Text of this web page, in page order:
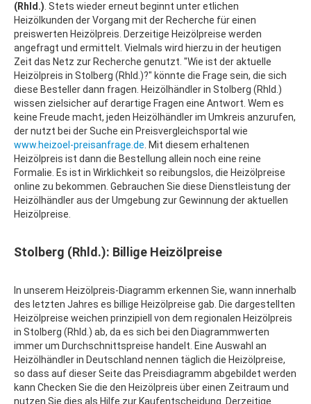
(Rhld.) . Stets wieder erneut beginnt unter etlichen
Heizölkunden der Vorgang mit der Recherche für einen
preiswerten Heizölpreis. Derzeitige Heizölpreise werden
angefragt und ermittelt. Vielmals wird hierzu in der heutigen
Zeit das Netz zur Recherche genutzt. "Wie ist der aktuelle
Heizölpreis in Stolberg (Rhld.)?" könnte die Frage sein, die sich
diese Besteller dann fragen. Heizölhändler in Stolberg (Rhld.)
wissen zielsicher auf derartige Fragen eine Antwort. Wem es
keine Freude macht, jeden Heizölhändler im Umkreis anzurufen,
der nutzt bei der Suche ein Preisvergleichsportal wie
www.heizoel-preisanfrage.de . Mit diesem erhaltenen
Heizölpreis ist dann die Bestellung allein noch eine reine
Formalie. Es ist in Wirklichkeit so reibungslos, die Heizölpreise
online zu bekommen. Gebrauchen Sie diese Dienstleistung der
Heizölhändler aus der Umgebung zur Gewinnung der aktuellen
Heizölpreise.
Stolberg (Rhld.): Billige Heizölpreise
In unserem Heizölpreis-Diagramm erkennen Sie, wann innerhalb
des letzten Jahres es billige Heizölpreise gab. Die dargestellten
Heizölpreise weichen prinzipiell von dem regionalen Heizölpreis
in Stolberg (Rhld.) ab, da es sich bei den Diagrammwerten
immer um Durchschnittspreise handelt. Eine Auswahl an
Heizölhändler in Deutschland nennen täglich die Heizölpreise,
so dass auf dieser Seite das Preisdiagramm abgebildet werden
kann Checken Sie die den Heizölpreis über einen Zeitraum und
nutzen Sie dies als Hilfe zur Kaufentscheidung. Derzeitige